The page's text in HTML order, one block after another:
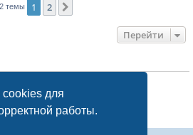
cookies для
работы.
темы 1 2
Перейти
сообщения